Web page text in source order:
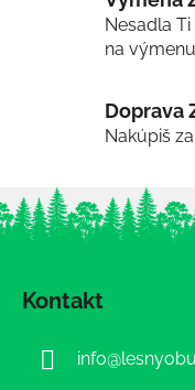
Nesadla
na
Doprava
Nakúpiš
Kontakt
info@